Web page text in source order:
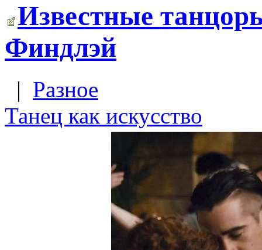
Известные
Финдлэй
| Разное
Танец как искусство